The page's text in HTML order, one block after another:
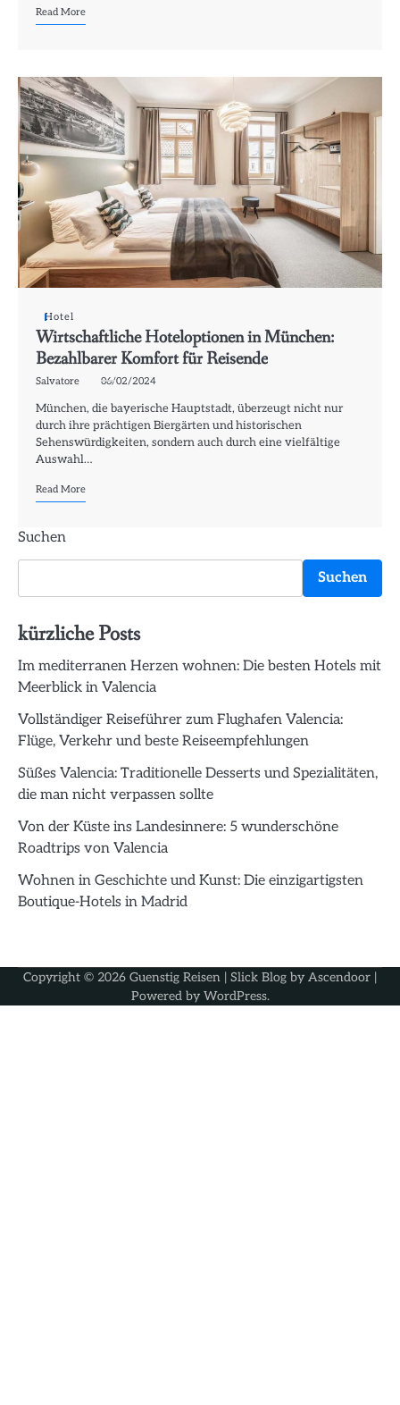
Read More
Hotel
Wirtschaftliche Hoteloptionen in München:
Bezahlbarer Komfort für Reisende
Salvatore 06/02/2024
München, die bayerische Hauptstadt, überzeugt nicht nur
durch ihre prächtigen Biergärten und historischen
Sehenswürdigkeiten, sondern auch durch eine vielfältige
Auswahl…
Read More
Suchen
Suchen
kürzliche Posts
Im mediterranen Herzen wohnen: Die besten Hotels mit
Meerblick in Valencia
Vollständiger Reiseführer zum Flughafen Valencia:
Flüge, Verkehr und beste Reiseempfehlungen
Süßes Valencia: Traditionelle Desserts und Spezialitäten,
die man nicht verpassen sollte
Von der Küste ins Landesinnere: 5 wunderschöne
Roadtrips von Valencia
Wohnen in Geschichte und Kunst: Die einzigartigsten
Boutique-Hotels in Madrid
Copyright © 2026 Guenstig Reisen | Slick Blog by Ascendoor |
Powered by WordPress.